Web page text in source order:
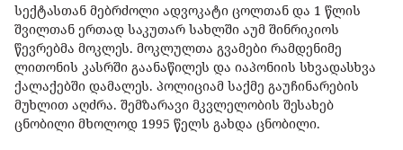
სექტასთან მებრძოლი ადვოკატი ცოლთან და 1 წლის
შვილთან ერთად საკუთარ სახლში აუმ შინრიკიოს
წევრებმა მოკლეს. მოკლულთა გვამები რამდენიმე
ლითონის კასრში გაანაწილეს და იაპონიის სხვადასხვა
ქალაქებში დამალეს. პოლიციამ საქმე გაუჩინარების
მუხლით აღძრა. შემზარავი მკვლელობის შესახებ
ცნობილი მხოლოდ 1995 წელს გახდა ცნობილი.